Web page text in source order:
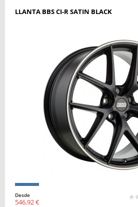
LLANTA BBS CI-R SATIN BLACK
Desde
546,92 €